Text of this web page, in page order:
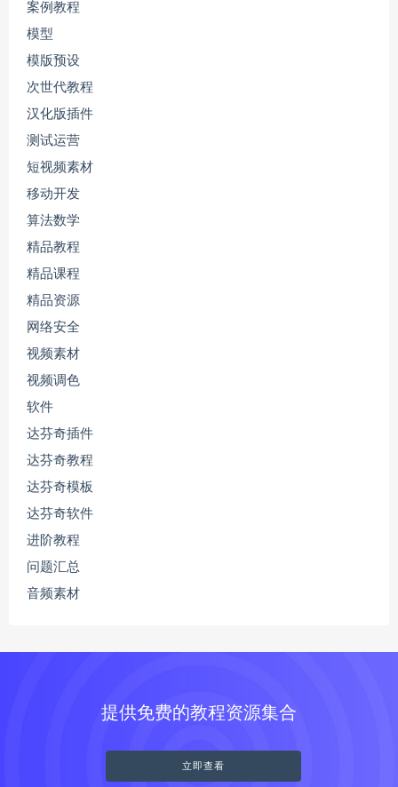
案例教程
模型
模版预设
次世代教程
汉化版插件
测试运营
短视频素材
移动开发
算法数学
精品教程
精品课程
精品资源
网络安全
视频素材
视频调色
软件
达芬奇插件
达芬奇教程
达芬奇模板
达芬奇软件
进阶教程
问题汇总
音频素材
提供免费的教程资源集合
立即查看